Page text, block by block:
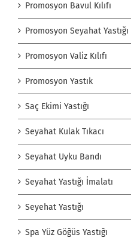
Promosyon Bavul Kılıfı
Promosyon Seyahat Yastığı
Promosyon Valiz Kılıfı
Promosyon Yastık
Saç Ekimi Yastığı
Seyahat Kulak Tıkacı
Seyahat Uyku Bandı
Seyahat Yastığı İmalatı
Seyehat Yastığı
Spa Yüz Göğüs Yastığı